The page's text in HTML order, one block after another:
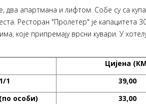
два апартмана и лифтом. Собе су са
Ресторан "Пролетер" је
које припремају врсни кувари. У
Цијена
1/1
39,00
по особи)
33,00